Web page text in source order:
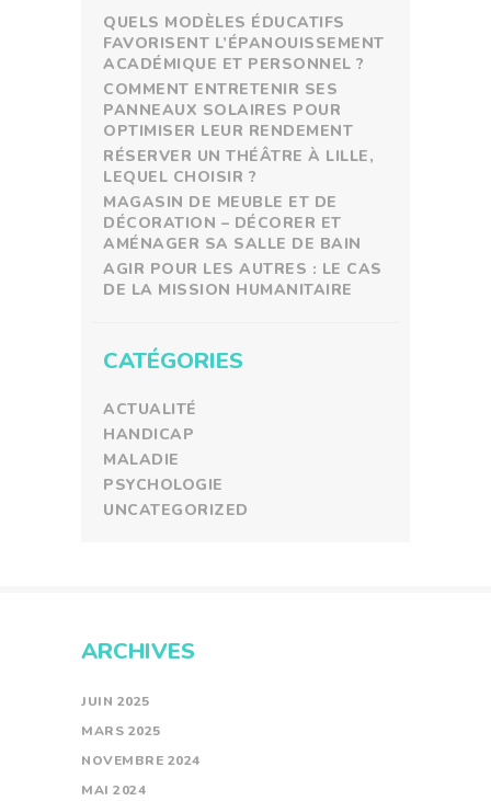
QUELS MODÈLES ÉDUCATIFS
FAVORISENT L’ÉPANOUISSEMENT
ACADÉMIQUE ET PERSONNEL ?
COMMENT ENTRETENIR SES
PANNEAUX SOLAIRES POUR
OPTIMISER LEUR RENDEMENT
RÉSERVER UN THÉÂTRE À LILLE,
LEQUEL CHOISIR ?
MAGASIN DE MEUBLE ET DE
DÉCORATION – DÉCORER ET
AMÉNAGER SA SALLE DE BAIN
AGIR POUR LES AUTRES : LE CAS
DE LA MISSION HUMANITAIRE
CATÉGORIES
ACTUALITÉ
HANDICAP
MALADIE
PSYCHOLOGIE
UNCATEGORIZED
ARCHIVES
JUIN 2025
MARS 2025
NOVEMBRE 2024
MAI 2024